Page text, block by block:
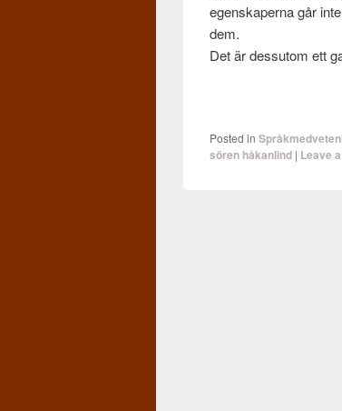
egen­skaperna går
dem.
Det är dessu­tom ett
Posted in
sören håkanlind | Leave